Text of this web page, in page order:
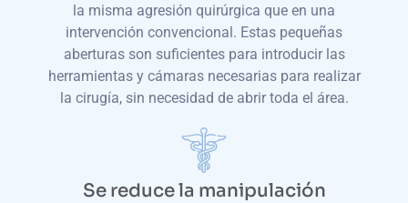
la misma agresión quirúrgica que en una
intervención convencional. Estas pequeñas
aberturas son suficientes para introducir las
herramientas y cámaras necesarias para realizar
la cirugía, sin necesidad de abrir toda el área.
Se reduce la manipulación